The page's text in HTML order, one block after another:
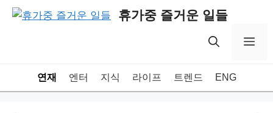
Skip
휴가중 즐거운 일들
연재 엔터 지식 라이프 트렌드 ENG